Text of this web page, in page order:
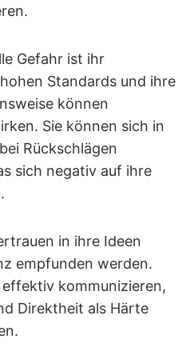
Gefahr ist ihr
Standards und ihre
können
Sie können sich in
Rückschlägen
sich negativ auf ihre
in ihre Ideen
empfunden werden.
kommunizieren,
Direktheit als Härte